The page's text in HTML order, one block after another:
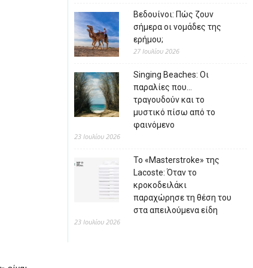
Βεδουίνοι: Πώς ζουν
σήμερα οι νομάδες της
ερήμου;
27 Ιουλίου 2026
Singing Beaches: Οι
παραλίες που…
τραγουδούν και το
μυστικό πίσω από το
φαινόμενο
23 Ιουλίου 2026
Το «Masterstroke» της
Lacoste: Όταν το
κροκοδειλάκι
παραχώρησε τη θέση του
στα απειλούμενα είδη
23 Ιουλίου 2026